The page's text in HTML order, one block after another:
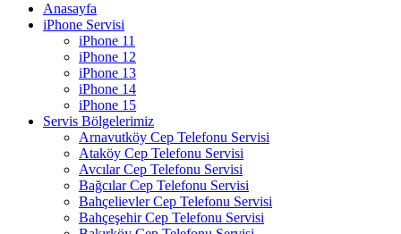
Anasayfa
iPhone Servisi
iPhone 11
iPhone 12
iPhone 13
iPhone 14
iPhone 15
Servis Bölgelerimiz
Arnavutköy Cep Telefonu Servisi
Ataköy Cep Telefonu Servisi
Avcılar Cep Telefonu Servisi
Bağcılar Cep Telefonu Servisi
Bahçelievler Cep Telefonu Servisi
Bahçeşehir Cep Telefonu Servisi